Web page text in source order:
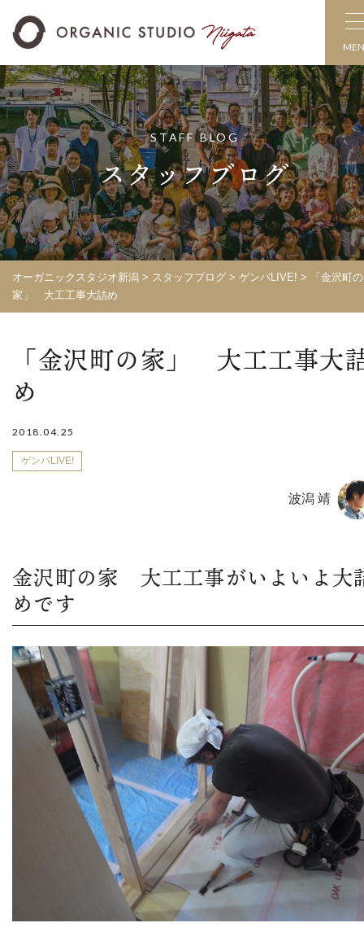
STAFF BLOG
スタッフブログ
オーガニックスタジオ新潟 > スタッフブログ > ゲンバLIVE! >
「金沢町の
家」 大工工事大詰め
「金沢町の家」 大工工事大
め
2018.04.25
ゲンバLIVE!
波潟 靖
金沢町の家 大工工事がいよいよ大
めです